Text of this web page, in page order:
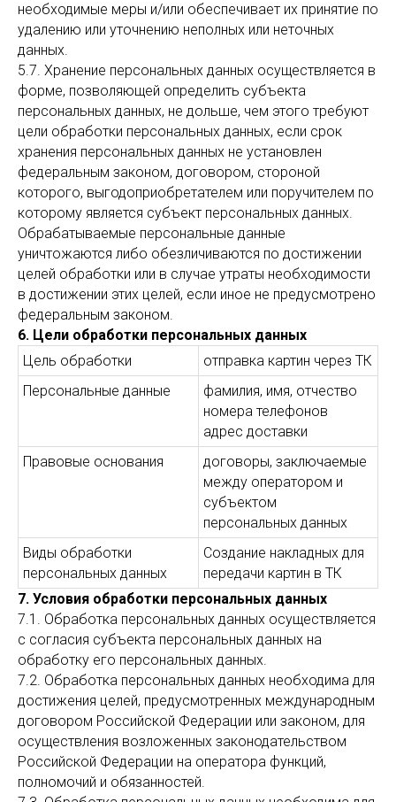
необходимые меры и/или обеспечивает их принятие по
удалению или уточнению неполных или неточных
данных.
5.7. Хранение персональных данных осуществляется в
форме, позволяющей определить субъекта
персональных данных, не дольше, чем этого требуют
цели обработки персональных данных, если срок
хранения персональных данных не установлен
федеральным законом, договором, стороной
которого, выгодоприобретателем или поручителем по
которому является субъект персональных данных.
Обрабатываемые персональные данные
уничтожаются либо обезличиваются по достижении
целей обработки или в случае утраты необходимости
в достижении этих целей, если иное не предусмотрено
федеральным законом.
6. Цели обработки персональных данных
Цель обработки
отправка картин через ТК
Персональные данные
фамилия, имя, отчество
номера телефонов
адрес доставки
Правовые основания
договоры, заключаемые
между оператором и
субъектом
персональных данных
Виды обработки
персональных данных
Создание накладных для
передачи картин в ТК
7. Условия обработки персональных данных
7.1. Обработка персональных данных осуществляется
с согласия субъекта персональных данных на
обработку его персональных данных.
7.2. Обработка персональных данных необходима для
достижения целей, предусмотренных международным
договором Российской Федерации или законом, для
осуществления возложенных законодательством
Российской Федерации на оператора функций,
полномочий и обязанностей.